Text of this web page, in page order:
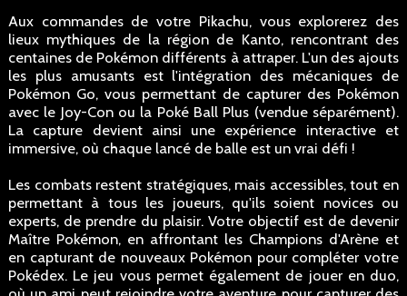
Aux commandes de votre Pikachu, vous explorerez des
lieux mythiques de la région de Kanto, rencontrant des
centaines de Pokémon différents à attraper. L'un des ajouts
les plus amusants est l'intégration des mécaniques de
Pokémon Go, vous permettant de capturer des Pokémon
avec le Joy-Con ou la Poké Ball Plus (vendue séparément).
La capture devient ainsi une expérience interactive et
immersive, où chaque lancé de balle est un vrai défi !
Les combats restent stratégiques, mais accessibles, tout en
permettant à tous les joueurs, qu'ils soient novices ou
experts, de prendre du plaisir. Votre objectif est de devenir
Maître Pokémon, en affrontant les Champions d'Arène et
en capturant de nouveaux Pokémon pour compléter votre
Pokédex. Le jeu vous permet également de jouer en duo,